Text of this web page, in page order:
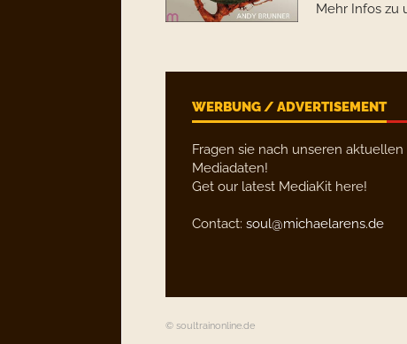
Mehr Infos zu
WERBUNG / ADVERTISEMENT
Fragen sie nach unseren aktuellen
Mediadaten!
Get our latest MediaKit here!
Contact: soul@michaelarens.de
© soultrainonline.de